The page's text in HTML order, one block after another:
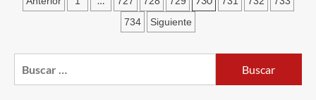
app
jugar
entradas
734
Siguiente